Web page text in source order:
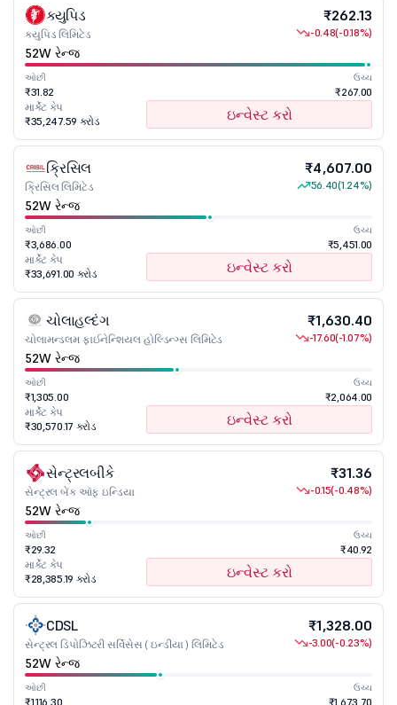
ક્યુપિડ
ક્યુપિડ લિમિટેડ
₹262.13
-0.48(-0.18%)
52W રેન્જ
ઓછી
₹31.82
ઉચ્ચ
₹267.00
માર્કેટ કેપ
₹35,247.59 કરોડ
ઇન્વેસ્ટ કરો
ક્રિસિલ
ક્રિસિલ લિમિટેડ
₹4,607.00
56.40(1.24%)
52W રેન્જ
ઓછી
₹3,686.00
ઉચ્ચ
₹5,451.00
માર્કેટ કેપ
₹33,691.00 કરોડ
ઇન્વેસ્ટ કરો
ચોલાહલ્દંગ
ચોલામન્ડલમ ફાઈનેન્શિયલ હોલ્ડિન્ગ્સ લિમિટેડ
₹1,630.40
-17.60(-1.07%)
52W રેન્જ
ઓછી
₹1,305.00
ઉચ્ચ
₹2,064.00
માર્કેટ કેપ
₹30,570.17 કરોડ
ઇન્વેસ્ટ કરો
સેન્ટ્રલબીકે
સેન્ટ્રલ બેંક ઑફ ઇન્ડિયા
₹31.36
-0.15(-0.48%)
52W રેન્જ
ઓછી
₹29.32
ઉચ્ચ
₹40.92
માર્કેટ કેપ
₹28,385.19 કરોડ
ઇન્વેસ્ટ કરો
CDSL
સેન્ટ્રલ ડિપોઝિટરી સર્વિસેસ ( ઇન્ડીયા ) લિમિટેડ
₹1,328.00
-3.00(-0.23%)
52W રેન્જ
ઓછી
₹1,116.30
ઉચ્ચ
₹1,673.70